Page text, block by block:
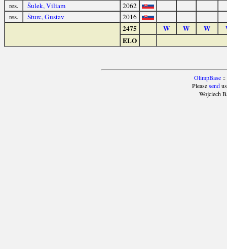
res.
Šulek, Viliam
2062
res.
Šturc, Gustav 2016
2475 W W W
ELO
OlimpBase::
Pleasesendus
Wojciech